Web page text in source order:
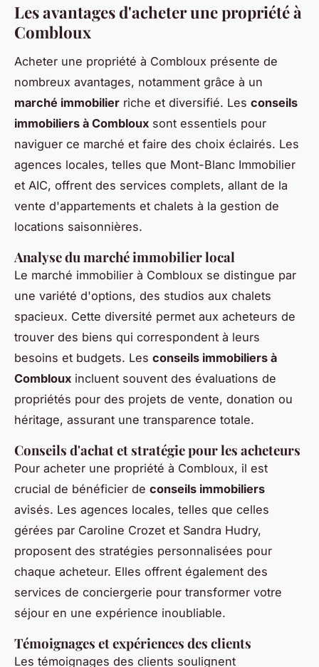
Les avantages d'acheter une propriété à
Combloux
Acheter une propriété à Combloux présente de
nombreux avantages, notamment grâce à un
marché immobilier riche et diversifié. Les conseils
immobiliers à Combloux sont essentiels pour
naviguer ce marché et faire des choix éclairés. Les
agences locales, telles que Mont-Blanc Immobilier
et AIC, offrent des services complets, allant de la
vente d'appartements et chalets à la gestion de
locations saisonnières.
Analyse du marché immobilier local
Le marché immobilier à Combloux se distingue par
une variété d'options, des studios aux chalets
spacieux. Cette diversité permet aux acheteurs de
trouver des biens qui correspondent à leurs
besoins et budgets. Les conseils immobiliers à
Combloux incluent souvent des évaluations de
propriétés pour des projets de vente, donation ou
héritage, assurant une transparence totale.
Conseils d'achat et stratégie pour les acheteurs
Pour acheter une propriété à Combloux, il est
crucial de bénéficier de conseils immobiliers
avisés. Les agences locales, telles que celles
gérées par Caroline Crozet et Sandra Hudry,
proposent des stratégies personnalisées pour
chaque acheteur. Elles offrent également des
services de conciergerie pour transformer votre
séjour en une expérience inoubliable.
Témoignages et expériences des clients
Les témoignages des clients soulignent